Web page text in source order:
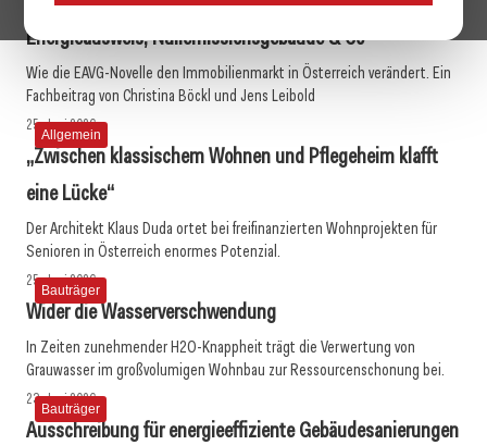
13. Juli 2026
Energieausweis, Nullemissionsgebäude & Co
Wie die EAVG-Novelle den Immobilienmarkt in Österreich verändert. Ein
Fachbeitrag von Christina Böckl und Jens Leibold
Allgemein
25. Juni 2026
„Zwischen klassischem Wohnen und Pflegeheim klafft
eine Lücke“
Der Architekt Klaus Duda ortet bei freifinanzierten Wohnprojekten für
Senioren in Österreich enormes Potenzial.
Bauträger
25. Juni 2026
Wider die Wasserverschwendung
In Zeiten zunehmender H2O-Knappheit trägt die Verwertung von
Grauwasser im großvolumigen Wohnbau zur Ressourcenschonung bei.
Bauträger
23. Juni 2026
Ausschreibung für energieeffiziente Gebäudesanierungen